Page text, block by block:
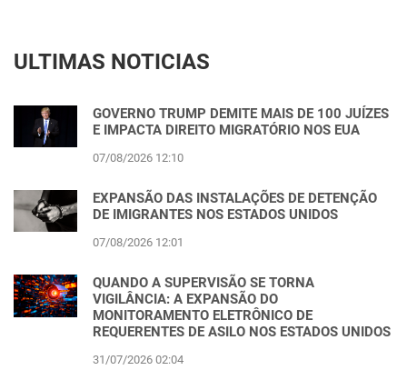
ULTIMAS NOTICIAS
GOVERNO TRUMP DEMITE MAIS DE 100 JUÍZES
E IMPACTA DIREITO MIGRATÓRIO NOS EUA
07/08/2026 12:10
EXPANSÃO DAS INSTALAÇÕES DE DETENÇÃO
DE IMIGRANTES NOS ESTADOS UNIDOS
07/08/2026 12:01
QUANDO A SUPERVISÃO SE TORNA
VIGILÂNCIA: A EXPANSÃO DO
MONITORAMENTO ELETRÔNICO DE
REQUERENTES DE ASILO NOS ESTADOS UNIDOS
31/07/2026 02:04